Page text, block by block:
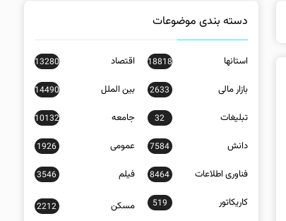
دسته بندی موضوعات
استانها 18818 اقتصاد 13280
بازار مالی 2633 بین الملل 14490
تبلیغات 32 جامعه 10132
دانش 7584 عمومی 1926
فناوری اطلاعات 8464 فیلم 3546
کاریکاتور 519 مسکن 2212